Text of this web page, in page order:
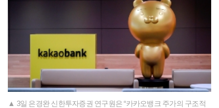
▲ 3일 은경완 신한투자증권 연구원은 “카카오뱅크 주가의 구조적